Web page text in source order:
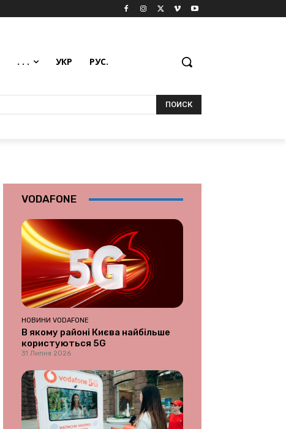
. . . УКР РУС.
ПОИСК
VODAFONE
НОВИНИ VODAFONE
В якому районі Києва найбільше
користуються 5G
31 Липня 2026